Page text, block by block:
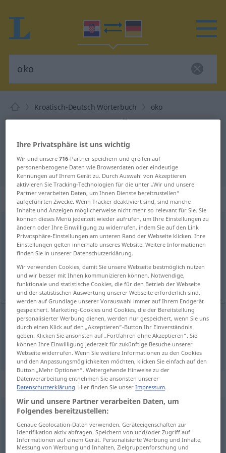
Kroatisch-Deutsch Wörterbuch oko
Kroatisch-Deutsch Übersetzung für
"oko"
"oko" Deutsch Übersetzung
„oko“
oko <ploči;genpločiju>
Übersicht aller Übersetzungen
(Für mehr Details die Übersetzung anklicken/antippen)
Auge
Augen oko
„oko“: prijedlog
okopräp <gen>
Übersicht aller Übersetzungen
(Für mehr Details die Übersetzung anklicken/antippen)
Ihre Privatsphäre ist uns wichtig
Wir und unsere716-Partner speichern und greifen auf
personenbezogene Daten wie Browserdaten oder eindeutige
Kennungen auf Ihrem Gerät zu. Durch Auswahl von Akzeptieren
aktivieren Sie Tracking-Technologien für die unter „Wir und unsere
Partner verarbeiten Daten, um Ihnen Dienste bereitzustellen“
aufgeführten Zwecke. Wenn Tracker deaktiviert sind, sind manche
Inhalte und Anzeigen möglicherweise nicht mehr so relevant für Sie. Sie
können dieses Menü jederzeit wieder aufrufen, um Ihre Einstellungen zu
ändern oder Ihre Einwilligung zu widerrufen, indem Sie auf den Link
Privatsphäre-Einstellungen am unteren Rand der Webseite klicken. Ihre
Einstellungen gelten innerhalb unseres Website. Weitere Informationen
finden Sie in unserer Datenschutzerklärung.
Wir verwenden Cookies, damit Sie unsere Webseite bestmöglich nutzen
und wir besser mit Ihnen kommunizieren können. Notwendige,
funktionale und statistische Cookies, die für den Betrieb der Webseite
und der statistischen Auswertung unserer Webseite erforderlich sind,
werden auf Grundlage unserer Vorauswahl immer auf Ihrem Endgerät
gespeichert. Marketing-Cookies und Cookies, die der Bereitstellung
personalisierter Werbung dienen, werden nur gespeichert, wenn Sie uns
durch einen Klick auf den „Akzeptieren“-Button Ihr Einverständnis
geben. Klicken Sie ansonsten auf „Fortfahren ohne Akzeptieren“. Sie
können Ihre Einwilligung jederzeit für zukünftige Besuche unserer
Webseite widerrufen. Wenn Sie weitere Informationen zu den Cookies
und den Anpassungsmöglichkeiten möchten, klicken Sie einfach auf den
Button „Mehr Optionen“. Weitergehende Hinweise zu der
Datenverarbeitung entnehmen Sie ansonsten unserer
Datenschutzerklärung. Hier finden Sie unserImpressum.
Wir und unsere Partner verarbeiten Daten, um
Folgendes bereitzustellen:
Genaue Geolocation-Daten verwenden. Geräteeigenschaften zur
Identifikation aktiv abfragen. Speichern von und/oder Zugriff auf
Informationen auf einem Gerät. Personalisierte Werbung und Inhalte,
Messung von Werbung und Inhalten, Zielgruppenforschung und